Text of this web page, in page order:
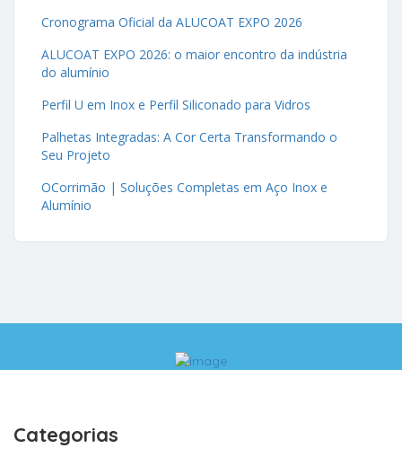
Cronograma Oficial da ALUCOAT EXPO 2026
ALUCOAT EXPO 2026: o maior encontro da indústria
do alumínio
Perfil U em Inox e Perfil Siliconado para Vidros
Palhetas Integradas: A Cor Certa Transformando o
Seu Projeto
OCorrimão | Soluções Completas em Aço Inox e
Alumínio
Categorias